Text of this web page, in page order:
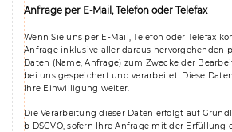
Anfrage per E-Mail, Telefon oder Telefax
Wenn Sie uns per E-Mail, Telefon oder Telefax
Anfrage inklusive aller daraus hervorgehenden
Daten (Name, Anfrage) zum Zwecke der
bei uns gespeichert und verarbeitet. Diese
Ihre Einwilligung weiter.
Die Verarbeitung dieser Daten erfolgt auf
b DSGVO, sofern Ihre Anfrage mit der Erfüllung